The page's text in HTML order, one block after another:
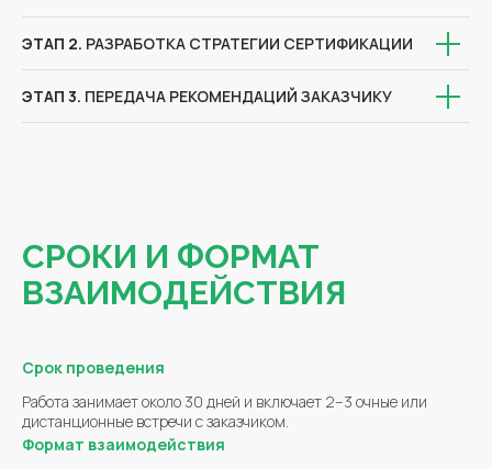
ЭТАП 2. РАЗРАБОТКА СТРАТЕГИИ СЕРТИФИКАЦИИ
ЭТАП 3. ПЕРЕДАЧА РЕКОМЕНДАЦИЙ ЗАКАЗЧИКУ
СРОКИ И ФОРМАТ
ВЗАИМОДЕЙСТВИЯ
Срок проведения
Работа занимает около 30 дней и включает 2–3 очные или
дистанционные встречи с заказчиком.
Формат взаимодействия